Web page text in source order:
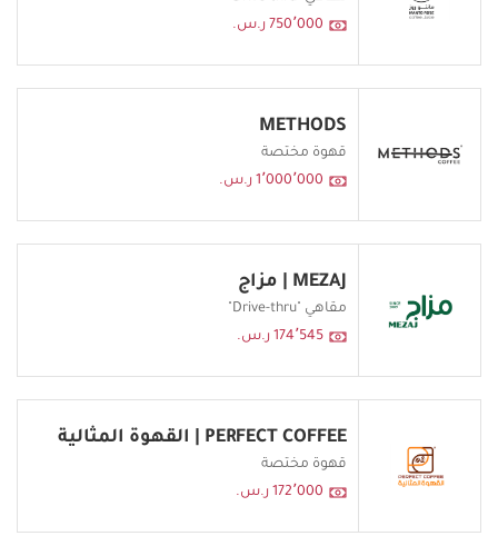
750٬000 ر.س.
METHODS
قهوة مختصة
1٬000٬000 ر.س.
MEZAJ | مزاج
مقاهي "Drive-thru"
174٬545 ر.س.
PERFECT COFFEE | القهوة المثالية
قهوة مختصة
172٬000 ر.س.